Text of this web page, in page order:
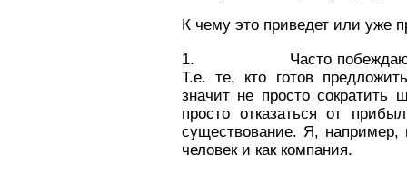
К чему это приведет или уже
1. Часто побеждают не
Т.е. те, кто готов
значит не просто сократить
просто отказаться от
существование. Я, например,
человек и как компания.